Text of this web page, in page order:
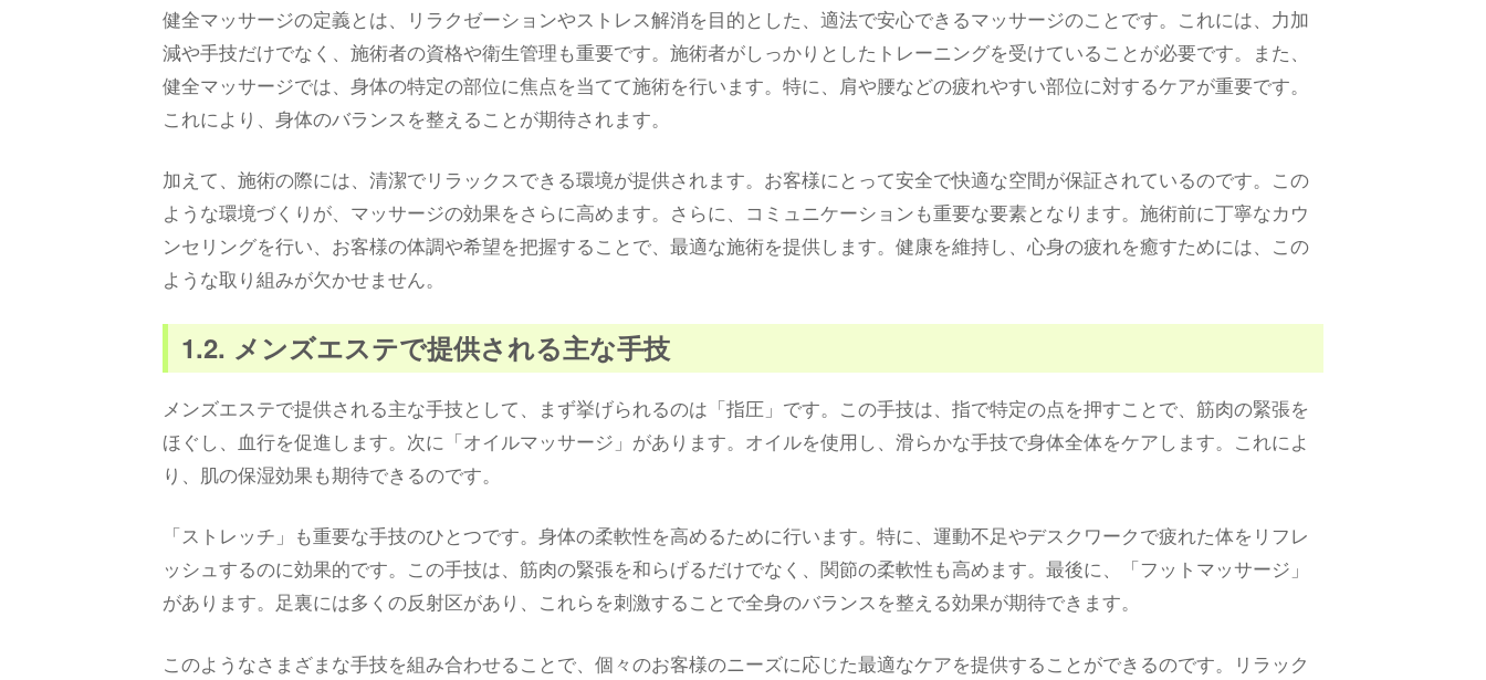
健全マッサージの定義とは、リラクゼーションやストレス解消を目的とした、適法で安心できるマッサージのことです。これには、力加
減や手技だけでなく、施術者の資格や衛生管理も重要です。施術者がしっかりとしたトレーニングを受けていることが必要です。また、
健全マッサージでは、身体の特定の部位に焦点を当てて施術を行います。特に、肩や腰などの疲れやすい部位に対するケアが重要です。
これにより、身体のバランスを整えることが期待されます。
加えて、施術の際には、清潔でリラックスできる環境が提供されます。お客様にとって安全で快適な空間が保証されているのです。この
ような環境づくりが、マッサージの効果をさらに高めます。さらに、コミュニケーションも重要な要素となります。施術前に丁寧なカウ
ンセリングを行い、お客様の体調や希望を把握することで、最適な施術を提供します。健康を維持し、心身の疲れを癒すためには、この
ような取り組みが欠かせません。
1.2. メンズエステで提供される主な手技
メンズエステで提供される主な手技として、まず挙げられるのは「指圧」です。この手技は、指で特定の点を押すことで、筋肉の緊張を
ほぐし、血行を促進します。次に「オイルマッサージ」があります。オイルを使用し、滑らかな手技で身体全体をケアします。これによ
り、肌の保湿効果も期待できるのです。
「ストレッチ」も重要な手技のひとつです。身体の柔軟性を高めるために行います。特に、運動不足やデスクワークで疲れた体をリフレ
ッシュするのに効果的です。この手技は、筋肉の緊張を和らげるだけでなく、関節の柔軟性も高めます。最後に、「フットマッサージ」
があります。足裏には多くの反射区があり、これらを刺激することで全身のバランスを整える効果が期待できます。
このようなさまざまな手技を組み合わせることで、個々のお客様のニーズに応じた最適なケアを提供することができるのです。リラック